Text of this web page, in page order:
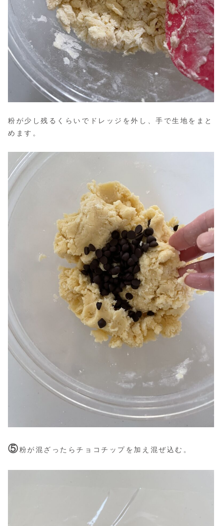
粉が少し残るくらいでドレッジを外し、手で生地をまと
めます。
⑤粉が混ざったらチョコチップを加え混ぜ込む。